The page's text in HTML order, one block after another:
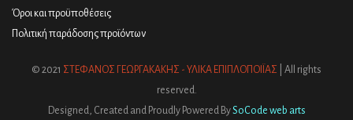
Όροι και προϋποθέσεις
Πολιτική παράδοσης προϊόντων
© 2021 ΣΤΕΦΑΝΟΣ ΓΕΩΡΓΑΚΑΚΗΣ - ΥΛΙΚΑ ΕΠΙΠΛΟΠΟΙΪΑΣ | All rights
reserved.
Designed, Created and Proudly Powered BySoCode web arts